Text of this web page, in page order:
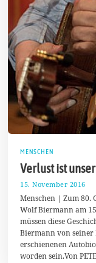
MENSCHEN
Verlust ist
15. November 2016
1
.
N
o
v
m
b
Menschen | Zum 80.
Wolf Biermann am
müssen diese
Biermann von seiner
erschienenen
worden sein.Von